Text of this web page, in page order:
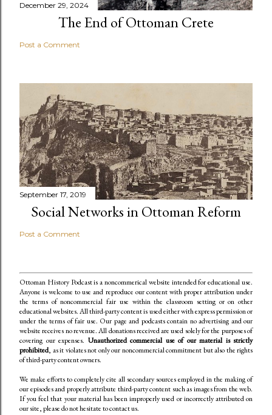
December 29, 2024
The End of Ottoman Crete
Post a Comment
September 17, 2019
Social Networks in Ottoman Reform
Post a Comment
Ottoman History Podcast is a noncommerical website intended for educational use.
Anyone is welcome to use and reproduce our content with proper attribution under
the terms of noncommercial fair use within the classroom setting or on other
educational websites. All third-party content is used either with express permission or
under the terms of fair use. Our page and podcasts contain no advertising and our
website receives no revenue. All donations received are used solely for the purposes of
covering our expenses. Unauthorized commercial use of our material is strictly
prohibited, as it violates not only our noncommercial commitment but also the rights
of third-party content owners.
We make efforts to completely cite all secondary sources employed in the making of
our episodes and properly attribute third-party content such as images from the web.
If you feel that your material has been improperly used or incorrectly attributed on
our site, please do not hesitate to contact us.